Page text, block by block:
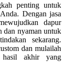
penting untuk
Dengan jasa
dapur
dan nyaman untuk
sekarang.
dan mulailah
hasil akhir yang